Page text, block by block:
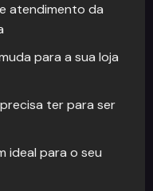
atendimento da
muda para a sua loja
ter para ser
ideal para o seu